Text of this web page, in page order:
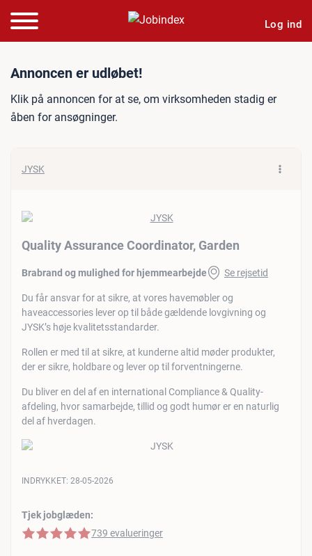
Log ind
Jobannonce: Quality
Annoncen er udløbet!
Klik på annoncen for at se, om virksomheden stadig er
åben for ansøgninger.
JYSK
Quality Assurance Coordinator, Garden
Brabrand og mulighed for hjemmearbejde Se rejsetid
Du får ansvar for at sikre, at vores havemøbler og
haveaccessories lever op til både gældende lovgivning og
JYSK’s høje kvalitetsstandarder.
Rollen er med til at sikre, at kunderne altid møder produkter,
der er sikre, holdbare og lever op til forventningerne.
Du bliver en del af en international Compliance & Quality-
afdeling, hvor samarbejde, tillid og godt humør er en naturlig
del af hverdagen.
Tjek jobglæden:
5 af 5 stjerner
739 evalueringer
INDRYKKET: 28-05-2026